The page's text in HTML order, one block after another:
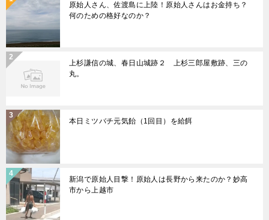
原始人さん、佐渡島に上陸！原始人さんはお金持ち？
何のための格好なのか？
上杉謙信の城、春日山城跡２ 上杉三郎屋敷跡、三の
丸。
本日ミツバチ元気飴（1回目）を給餌
新潟で原始人目撃！原始人は長野から来たのか？妙高
市から上越市